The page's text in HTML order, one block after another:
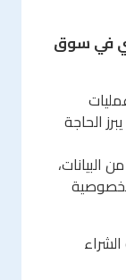
في سوق
الحاجة
البيانات،